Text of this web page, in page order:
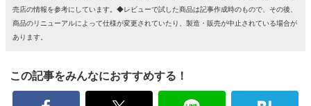
売店の情報を参考にしています。◆レビューで試した商品は記事作成時のもので、その後、
商品のリニューアルによって仕様が変更されていたり、製造・販売が中止されている場合が
あります。
この記事をみんなにおすすめする！